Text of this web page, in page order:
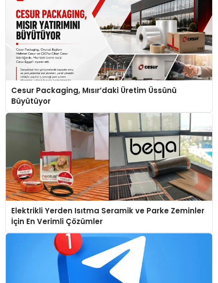
Cesur Packaging, Mısır’daki Üretim Üssünü
Büyütüyor
Elektrikli Yerden Isıtma Seramik ve Parke Zeminler
İçin En Verimli Çözümler